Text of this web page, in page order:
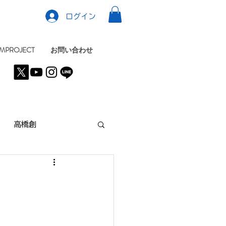
ログイン
お問い合わせ
高橋創